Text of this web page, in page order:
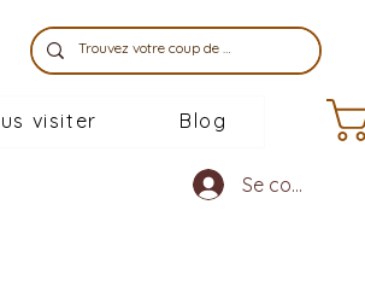
visiter Blog
Se connecter